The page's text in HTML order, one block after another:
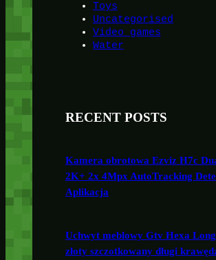
Toys
Uncategorised
Video games
Water
RECENT POSTS
Kamera obrotowa Ezviz H7c
2K+ 2x 4Mpx AutoTracking
Aplikacja
Uchwyt meblowy Gtv Hexa
złoty szczotkowany długi